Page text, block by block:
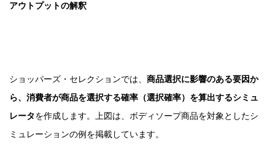
アウトプットの解釈
ショッパーズ・セレクションでは、 商品選択に影響のある要因か
ら、消費者が商品を選択する確率（選択確率）を算出するシミュ
レータを作成します。上図は、ボディソープ商品を対象としたシ
ミュレーションの例を掲載しています。